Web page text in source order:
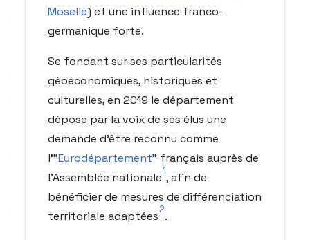
Moselle) et une influence franco-
germanique forte.
Se fondant sur ses particularités
géoéconomiques, historiques et
culturelles, en 2019 le département
dépose par la voix de ses élus une
demande d'être reconnu comme
l'"Eurodépartement" français auprès de
l'Assemblée nationale1, afin de
bénéficier de mesures de différenciation
territoriale adaptées2.